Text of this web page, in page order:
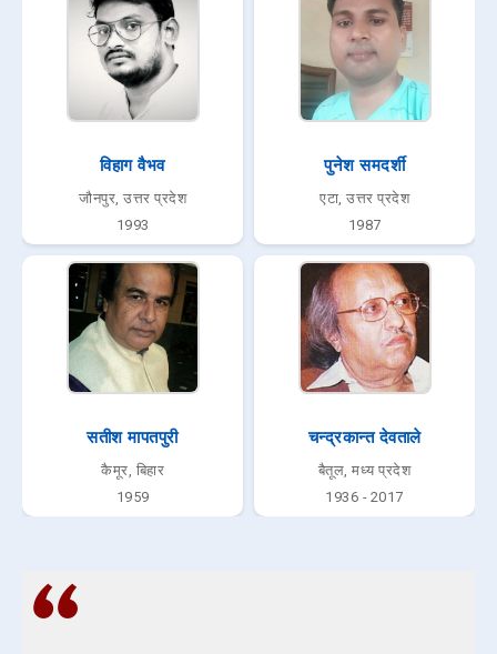
विहाग वैभव
जौनपुर, उत्तर प्रदेश
1993
पुनेश समदर्शी
एटा, उत्तर प्रदेश
1987
सतीश मापतपुरी
कैमूर, बिहार
1959
चन्द्रकान्त देवताले
बैतूल, मध्य प्रदेश
1936 - 2017